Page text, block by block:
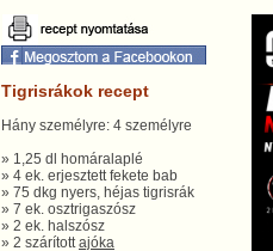
Tigrisrákok recept
Hány személyre: 4 személyre
» 1,25 dl homáralaplé
» 4 ek. erjesztett fekete bab
» 75 dkg nyers, héjas tigrisrák
» 7 ek. osztrigaszósz
» 2 ek. halszósz
» 2 szárítottajóka